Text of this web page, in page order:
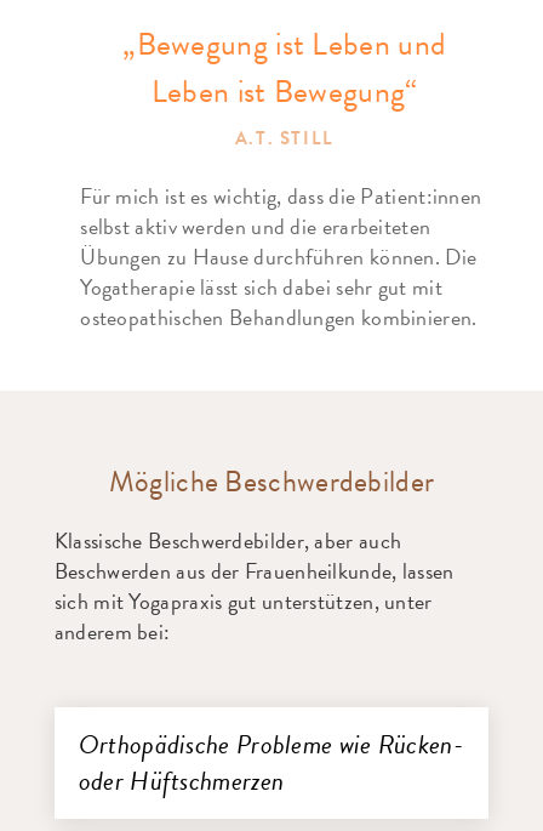
„Bewegung ist Leben und
Leben ist Bewegung“
A.T. STILL
Für mich ist es wichtig, dass die Patient:innen
selbst aktiv werden und die erarbeiteten
Übungen zu Hause durchführen können. Die
Yogatherapie lässt sich dabei sehr gut mit
osteopathischen Behandlungen kombinieren.
Mögliche Beschwerdebilder
Klassische Beschwerdebilder, aber auch
Beschwerden aus der Frauenheilkunde, lassen
sich mit Yogapraxis gut unterstützen, unter
anderem bei:
Orthopädische Probleme wie Rücken-
oder Hüftschmerzen